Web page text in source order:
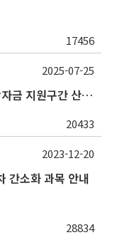
17456
[장학금 신청자 필독] 한국장학재단 학자금 지원구간 산정 권고
20433
2025-07-25
간소화 과목 안내
28834
2023-12-20